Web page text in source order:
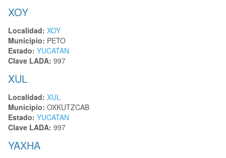
XOY
Localidad: XOY
Municipio: PETO
Estado: YUCATAN
Clave LADA: 997
XUL
Localidad: XUL
Municipio: OXKUTZCAB
Estado: YUCATAN
Clave LADA: 997
YAXHA